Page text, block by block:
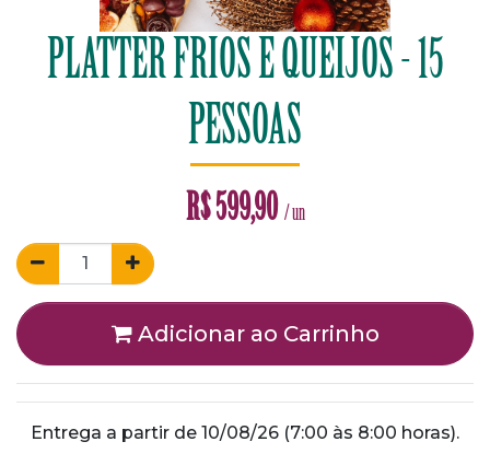
PLATTER FRIOS E QUEIJOS - 15
PESSOAS
R$599,90 / un
Adicionar ao Carrinho
Entrega a partir de 10/08/26 (7:00 às 8:00 horas).